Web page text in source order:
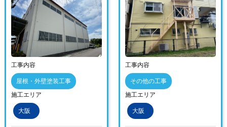
工事内容
屋根・外壁塗装工事
施工エリア
大阪
工事内容
その他の工事
施工エリア
大阪